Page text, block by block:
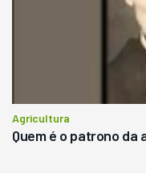
Agricultura
Quem é o patrono